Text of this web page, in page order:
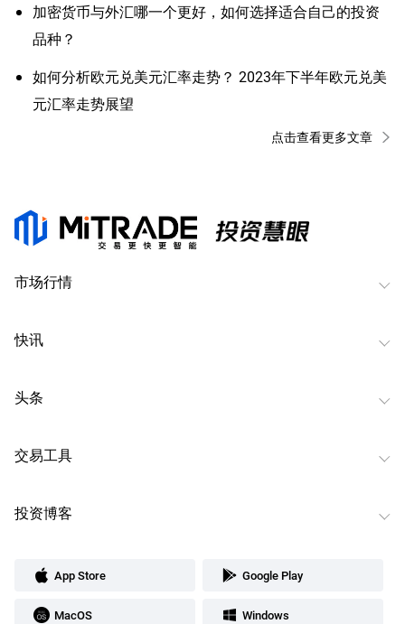
加密货币与外汇哪一个更好，如何选择适合自己的投资
品种？
如何分析欧元兑美元汇率走势？ 2023年下半年欧元兑美
元汇率走势展望
点击查看更多文章
市场行情
快讯
头条
交易工具
投资博客
App Store Google Play
MacOS Windows